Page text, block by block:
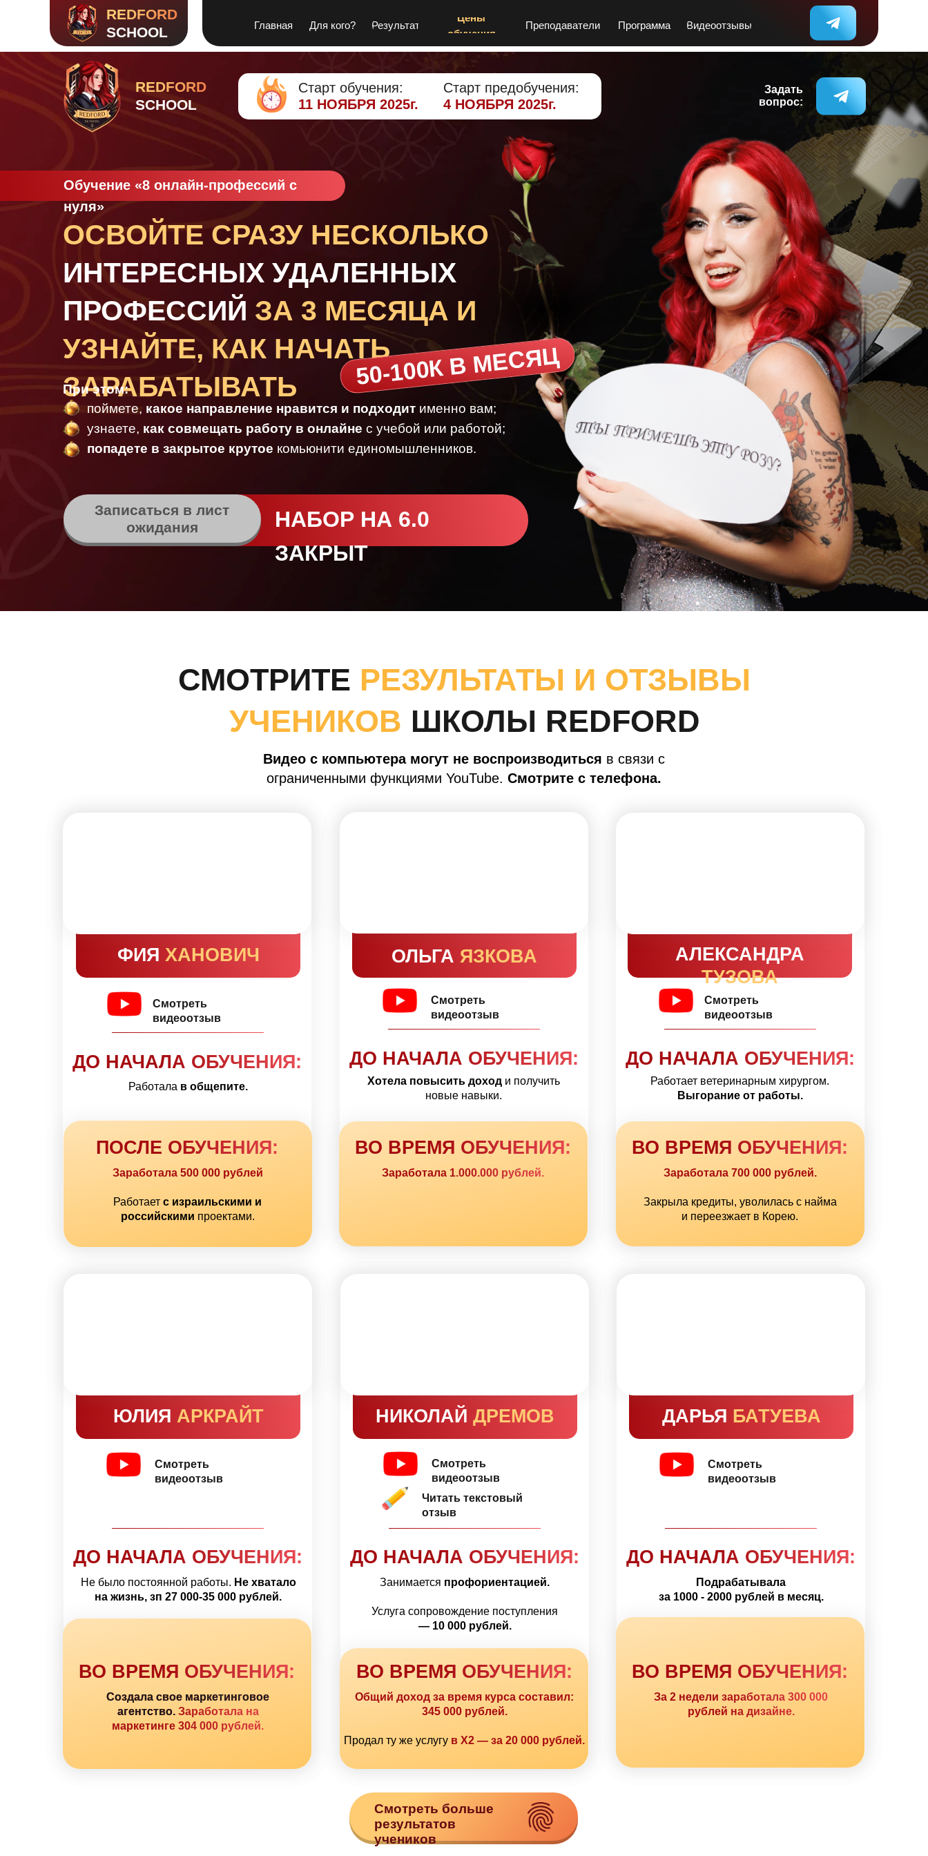
REDFORD
SCHOOL
Главная Для кого? Результат Преподаватели Программа
Цены
обучения
Видеоотзывы
Обучение «8 онлайн-профессий с
нуля»
НАБОР НА 6.0
ЗАКРЫТ
REDFORD
SCHOOL
ОСВОЙТЕ СРАЗУ НЕСКОЛЬКО
ИНТЕРЕСНЫХ УДАЛЕННЫХ
ПРОФЕССИЙ ЗА 3 МЕСЯЦА И
УЗНАЙТЕ, КАК НАЧАТЬ
ЗАРАБАТЫВАТЬ
50-100К В МЕСЯЦ
При этом:
поймете, какое направление нравится и подходит именно вам;
узнаете, как совмещать работу в онлайне с учебой или работой;
попадете в закрытое крутое комьюнити единомышленников.
Задать
вопрос:
Записаться в лист
ожидания
Старт обучения:
11 НОЯБРЯ 2025г.
Старт предобучения:
4 НОЯБРЯ 2025г.
СМОТРИТЕ РЕЗУЛЬТАТЫ И ОТЗЫВЫ
УЧЕНИКОВ ШКОЛЫ REDFORD
Видео с компьютера могут не воспроизводиться в связи с
ограниченными функциями YouTube. Смотрите с телефона.
АЛЕКСАНДРА
ТУЗОВА
Заработала 700 000 рублей.
Закрыла кредиты, уволилась с найма
и переезжает в Корею.
Работает ветеринарным хирургом.
Выгорание от работы.
Смотреть
видеоотзыв
Смотреть больше
результатов
учеников
ОЛЬГА ЯЗКОВА
ДО НАЧАЛА ОБУЧЕНИЯ:
ВО ВРЕМЯ ОБУЧЕНИЯ: ВО ВРЕМЯ ОБУЧЕНИЯ:
ДО НАЧАЛА ОБУЧЕНИЯ:
Заработала 1.000.000 рублей.
Хотела повысить доход и получить
новые навыки.
Смотреть
видеоотзыв
ФИЯ ХАНОВИЧ
Заработала 500 000 рублей
Работает с израильскими и
российскими проектами.
Работала в общепите.
Смотреть
видеоотзыв
НИКОЛАЙ ДРЕМОВ
Общий доход за время курса составил:
345 000 рублей.
Продал ту же услугу в Х2 — за 20 000 рублей.
Занимается профориентацией.
Услуга сопровождение поступления
— 10 000 рублей.
Смотреть
видеоотзыв
Читать текстовый
отзыв
ДО НАЧАЛА ОБУЧЕНИЯ:
ДО НАЧАЛА ОБУЧЕНИЯ:
ВО ВРЕМЯ ОБУЧЕНИЯ:
ДАРЬЯ БАТУЕВА
ДО НАЧАЛА ОБУЧЕНИЯ:
ВО ВРЕМЯ ОБУЧЕНИЯ:
За 2 недели заработала 300 000
рублей на дизайне.
Подрабатывала
за 1000 - 2000 рублей в месяц.
Смотреть
видеоотзыв
ПОСЛЕ ОБУЧЕНИЯ:
ЮЛИЯ АРКРАЙТ
ДО НАЧАЛА ОБУЧЕНИЯ:
ВО ВРЕМЯ ОБУЧЕНИЯ:
Создала свое маркетинговое
агентство.Заработала на
маркетинге 304 000 рублей.
Не было постоянной работы. Не хватало
на жизнь, зп 27 000-35 000 рублей.
Смотреть
видеоотзыв